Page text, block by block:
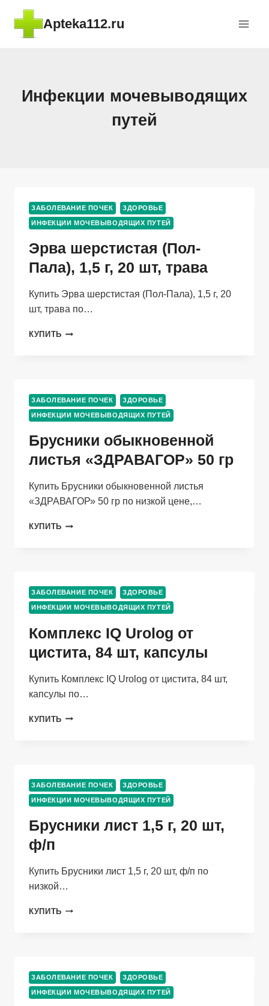
Перейти
содержимому
Apteka112.ru
Инфекции мочевыводящих
путей
ЗАБОЛЕВАНИЕ ПОЧЕК ЗДОРОВЬЕ
ИНФЕКЦИИ МОЧЕВЫВОДЯЩИХ ПУТЕЙ
Эрва шерстистая (Пол-
Пала), 1,5 г, 20 шт, трава
Купить Эрва шерстистая (Пол-Пала), 1,5 г, 20
шт, трава по…
КУПИТЬ ЭРВА
Г,
20
ШТ,
ЗАБОЛЕВАНИЕ ПОЧЕК ЗДОРОВЬЕ
ИНФЕКЦИИ МОЧЕВЫВОДЯЩИХ ПУТЕЙ
Брусники обыкновенной
листья «ЗДРАВАГОР» 50 гр
Купить Брусники обыкновенной листья
«ЗДРАВАГОР» 50 гр по низкой цене,…
КУПИТЬ БРУСНИКИ
ГР
ЗАБОЛЕВАНИЕ ПОЧЕК ЗДОРОВЬЕ
ИНФЕКЦИИ МОЧЕВЫВОДЯЩИХ ПУТЕЙ
Комплекс IQ Urolog от
цистита, 84 шт, капсулы
Купить Комплекс IQ Urolog от цистита, 84 шт,
капсулы по…
КУПИТЬ КОМПЛЕКС
ШТ,
КАПСУЛЫ
ЗАБОЛЕВАНИЕ ПОЧЕК ЗДОРОВЬЕ
ИНФЕКЦИИ МОЧЕВЫВОДЯЩИХ ПУТЕЙ
Брусники лист 1,5 г, 20 шт,
ф/п
Купить Брусники лист 1,5 г, 20 шт, ф/п по
низкой…
КУПИТЬ БРУСНИКИ
Ф/
П
ЗАБОЛЕВАНИЕ ПОЧЕК ЗДОРОВЬЕ
ИНФЕКЦИИ МОЧЕВЫВОДЯЩИХ ПУТЕЙ